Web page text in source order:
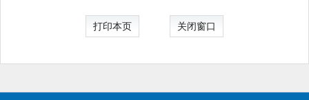
打印本页 关闭窗口